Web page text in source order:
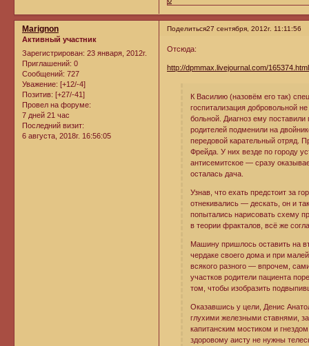
Поделиться27 сентября, 2012г. 11:11:56
Marignon
Активный участник
Зарегистрирован: 23 января, 2012г.
Приглашений: 0
Сообщений: 727
Уважение: [+12/-4]
Позитив: [+27/-41]
Провел на форуме:
7 дней 21 час
Последний визит:
6 августа, 2018г. 16:56:05
Отсюда:
http://dpmmax.livejournal.com/165374.html
К Василию (назовём его так)
госпитализация добровольной
больной. Диагноз ему поставили
родителей подменили на
передовой карательный отряд.
Фрейда. У них везде по городу
антисемитское — сразу
осталась дача.
Узнав, что ехать предстоит за
отнекивались — дескать, он и
попытались нарисовать схему
в теории фракталов, всё же
Машину пришлось оставить на
чердаке своего дома и при
всякого разного — впрочем,
участков родители пациента
том, чтобы изобразить
Оказавшись у цели, Денис
глухими железными ставнями,
капитанским мостиком и
здоровому аисту не нужны